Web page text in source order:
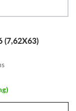
(7,62X63)